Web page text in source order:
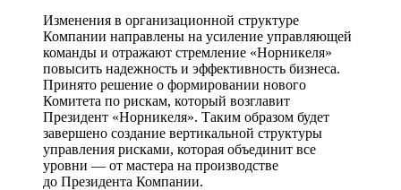
Изменения в организационной структуре
Компании направлены на усиление управляющей
команды и отражают стремление «Норникеля»
повысить надежность и эффективность бизнеса.
Принято решение о формировании нового
Комитета по рискам, который возглавит
Президент «Норникеля». Таким образом будет
завершено создание вертикальной структуры
управления рисками, которая объединит все
уровни — от мастера на производстве
до Президента Компании.